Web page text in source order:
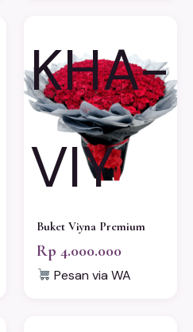
KHA-
VIY
Buket Viyna Premium
Rp 4.000.000
Pesan via WA